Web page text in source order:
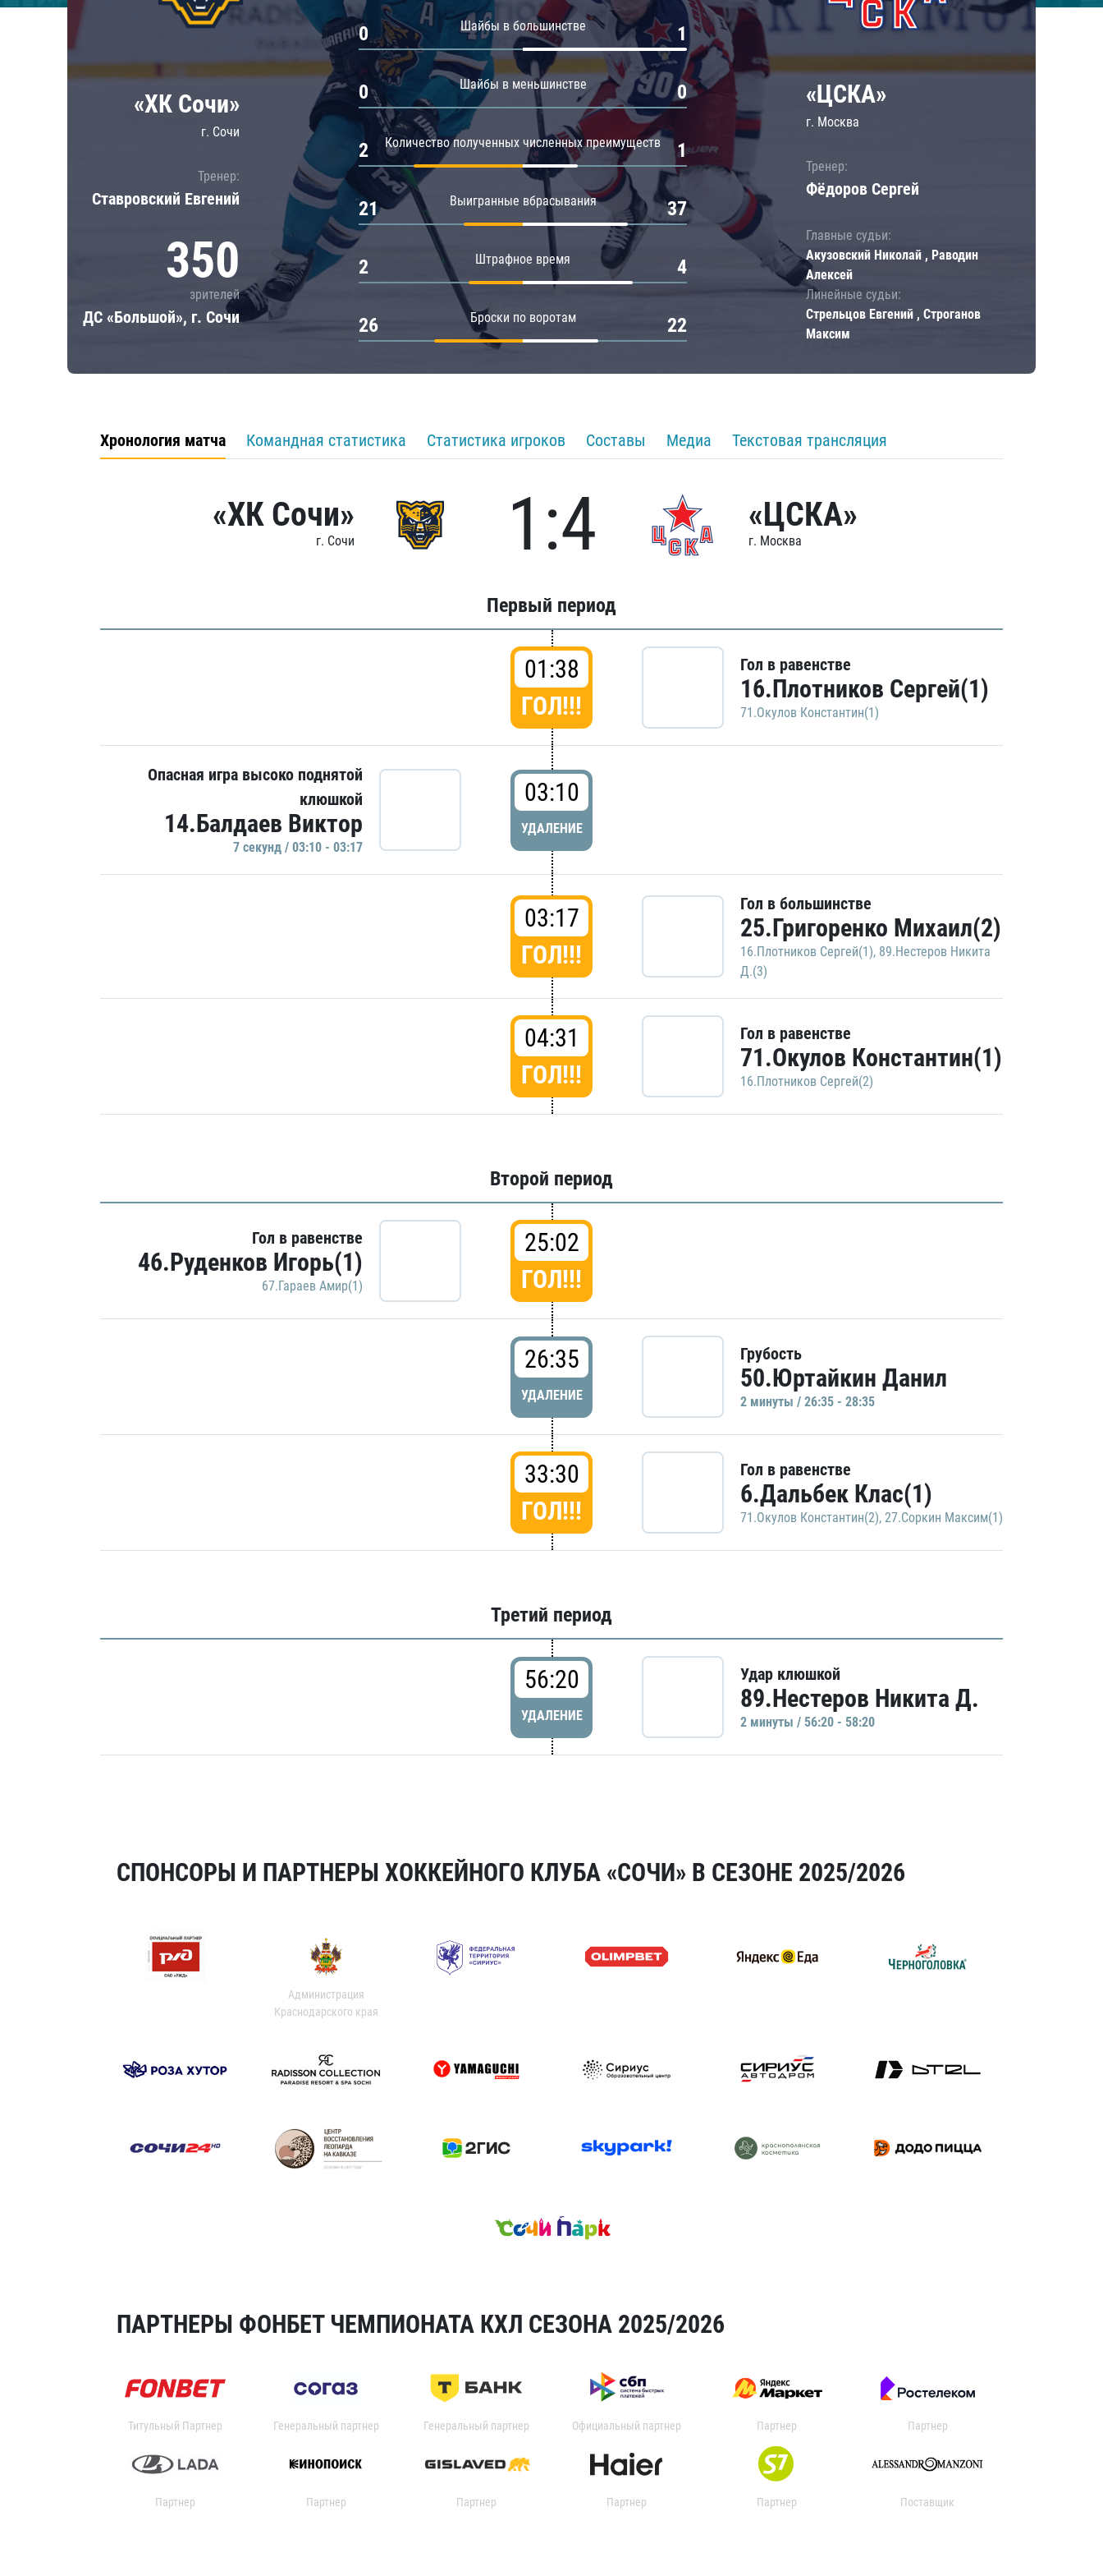
Локомотив
ЦСКА
Шанхайские Драконы
Амур
Барыс
Салават Юлаев
«ХК Сочи»
г. Сочи
Тренер:
Ставровский Евгений
350
зрителей
ДС «Большой», г. Сочи
Шайбы в большинстве
0 1
Шайбы в меньшинстве
0 0
Количество полученных численных преимуществ
2 1
Выигранные вбрасывания
21 37
Штрафное время
2 4
Броски по воротам
26 22
«ЦСКА»
г. Москва
Тренер:
Фёдоров Сергей
Главные судьи:
Акузовский Николай , Раводин
Алексей
Линейные судьи:
Стрельцов Евгений , Строганов
Максим
Хронология матча Командная статистика Статистика игроков Составы Медиа Текстовая трансляция
«ХК Сочи»
г. Сочи 1:4 «ЦСКА»
г. Москва
Первый период
01:38
ГОЛ!!!
Гол в равенстве
16.Плотников Сергей(1)
71.Окулов Константин(1)
Опасная игра высоко поднятой
клюшкой
14.Балдаев Виктор
7 секунд / 03:10 - 03:17
03:10
УДАЛЕНИЕ
03:17
ГОЛ!!!
Гол в большинстве
25.Григоренко Михаил(2)
16.Плотников Сергей(1), 89.Нестеров Никита
Д.(3)
04:31
ГОЛ!!!
Гол в равенстве
71.Окулов Константин(1)
16.Плотников Сергей(2)
Второй период
Гол в равенстве
46.Руденков Игорь(1)
67.Гараев Амир(1)
25:02
ГОЛ!!!
26:35
УДАЛЕНИЕ
Грубость
50.Юртайкин Данил
2 минуты / 26:35 - 28:35
33:30
ГОЛ!!!
Гол в равенстве
6.Дальбек Клас(1)
71.Окулов Константин(2), 27.Соркин Максим(1)
Третий период
56:20
УДАЛЕНИЕ
Удар клюшкой
89.Нестеров Никита Д.
2 минуты / 56:20 - 58:20
СПОНСОРЫ И ПАРТНЕРЫ ХОККЕЙНОГО КЛУБА «СОЧИ» В СЕЗОНЕ 2025/2026
Администрация
Краснодарского края
ПАРТНЕРЫ ФОНБЕТ ЧЕМПИОНАТА КХЛ СЕЗОНА 2025/2026
Титульный Партнер Генеральный партнер Генеральный партнер Официальный партнер Партнер Партнер
Партнер Партнер Партнер Партнер Партнер Поставщик